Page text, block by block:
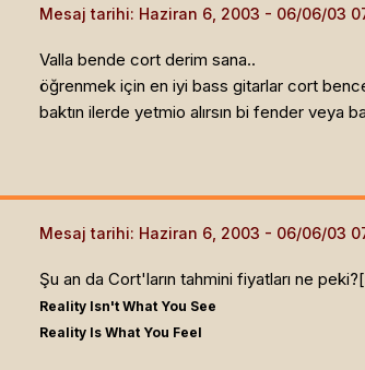
Mesaj tarihi: Haziran 6, 2003
Valla bende cort derim sana..
öğrenmek için en iyi bass gitarlar cort
baktın ilerde yetmio alırsın bi fender veya
Mesaj tarihi: Haziran 6, 2003
Şu an da Cort'ların tahmini fiyatları ne
Reality Isn't What You See
Reality Is What You Feel